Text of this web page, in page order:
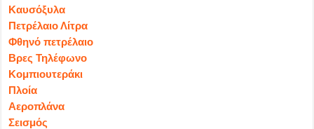
Καυσόξυλα
Πετρέλαιο Λίτρα
Φθηνό πετρέλαιο
Βρες Τηλέφωνο
Κομπιουτεράκι
Πλοία
Αεροπλάνα
Σεισμός